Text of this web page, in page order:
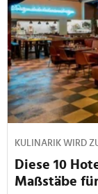
KULINARIK WIRD
Diese 10
Maßstäbe